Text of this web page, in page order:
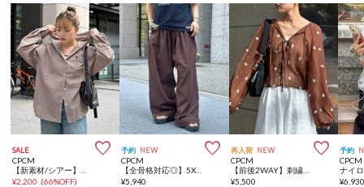
SALE 
CPCM
¥2,200 (66%OFF)
予約 NEW 
CPCM
¥5,940
再入荷 NEW 
CPCM
【前後2WAY】刺繍ワッシャー前リボンブラウス
¥5,500
予約
CPCM
ナイ
¥